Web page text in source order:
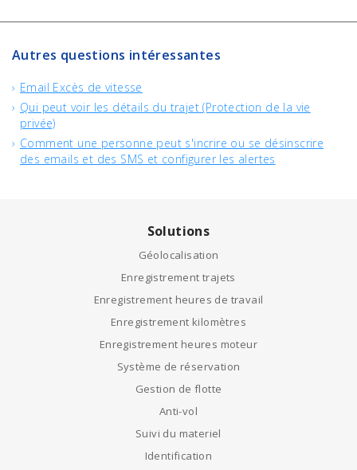
Autres questions intéressantes
Email Excès de vitesse
Qui peut voir les détails du trajet (Protection de la vie
privée)
Comment une personne peut s'incrire ou se désinscrire
des emails et des SMS et configurer les alertes
Solutions
Géolocalisation
Enregistrement trajets
Enregistrement heures de travail
Enregistrement kilomètres
Enregistrement heures moteur
Système de réservation
Gestion de flotte
Anti-vol
Suivi du materiel
Identification